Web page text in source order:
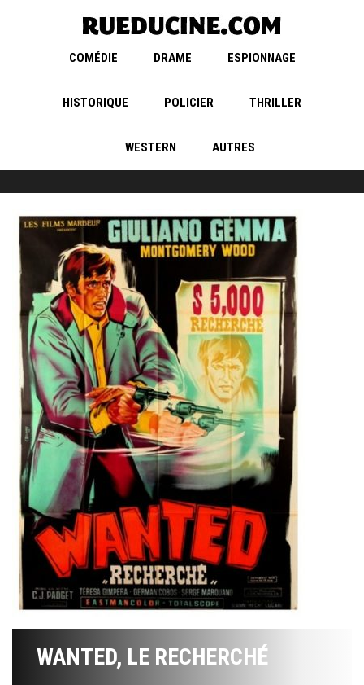
COMÉDIE DRAME ESPIONNAGE
HISTORIQUE POLICIER THRILLER
WESTERN AUTRES
WANTED, LE RECHERCHÉ